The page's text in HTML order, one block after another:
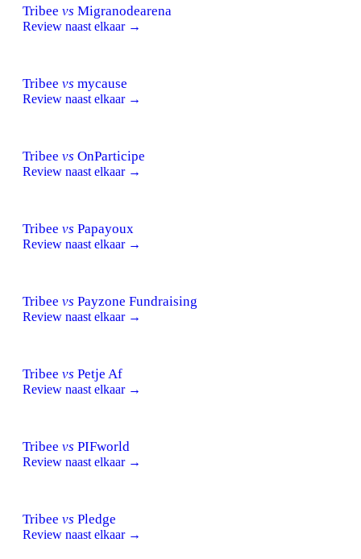
Tribee vs Migranodearena
Review naast elkaar →
Tribee vs mycause
Review naast elkaar →
Tribee vs OnParticipe
Review naast elkaar →
Tribee vs Papayoux
Review naast elkaar →
Tribee vs Payzone Fundraising
Review naast elkaar →
Tribee vs Petje Af
Review naast elkaar →
Tribee vs PIFworld
Review naast elkaar →
Tribee vs Pledge
Review naast elkaar →